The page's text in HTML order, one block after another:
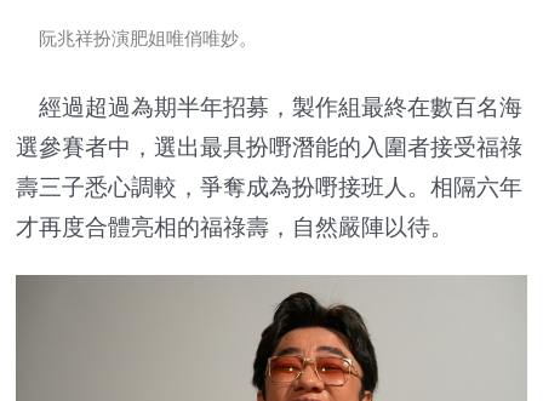
阮兆祥扮演肥姐唯俏唯妙。
經過超過為期半年招募，製作組最終在數百名海
選參賽者中，選出最具扮嘢潛能的入圍者接受福祿
壽三子悉心調較，爭奪成為扮嘢接班人。相隔六年
才再度合體亮相的福祿壽，自然嚴陣以待。